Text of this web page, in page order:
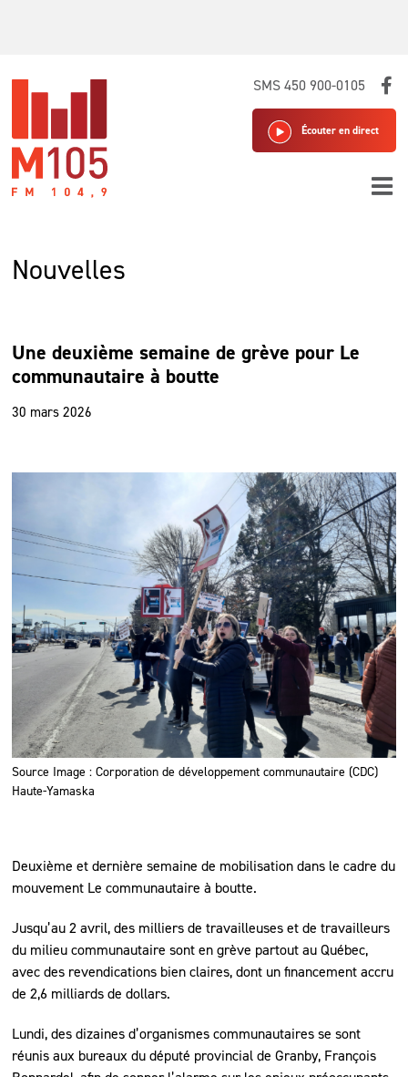
SMS 450 900-0105
Écouter en direct
Nouvelles
Une deuxième semaine de grève pour Le
communautaire à boutte
30 mars 2026
Source Image : Corporation de développement communautaire (CDC)
Haute-Yamaska
Deuxième et dernière semaine de mobilisation dans le cadre du
mouvement Le communautaire à boutte.
Jusqu’au 2 avril, des milliers de travailleuses et de travailleurs
du milieu communautaire sont en grève partout au Québec,
avec des revendications bien claires, dont un financement accru
de 2,6 milliards de dollars.
Lundi, des dizaines d’organismes communautaires se sont
réunis aux bureaux du député provincial de Granby, François